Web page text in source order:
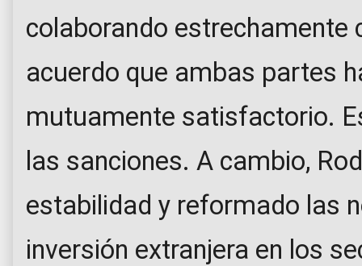
colaborando estrechamente
acuerdo que ambas partes
mutuamente satisfactorio.
las sanciones. A cambio,
estabilidad y reformado las
inversión extranjera en los